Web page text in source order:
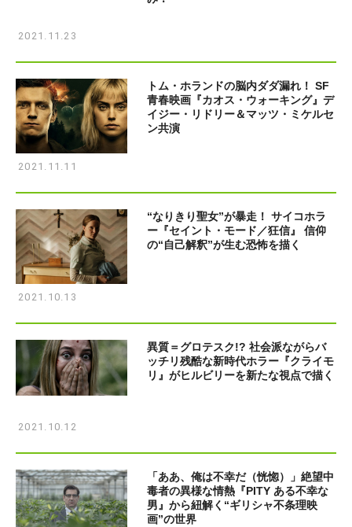
2021.11.23
トム・ホランドの脳内ダダ漏れ！ SF
青春映画『カオス・ウォーキング』デ
イジー・リドリー＆マッツ・ミケルセ
ン共演
2021.11.11
“なりきり聖女”が暴走！ サイコホラ
ー『セイント・モード／狂信』 信仰
の“自己解釈”が生む恐怖を描く
2021.10.13
異質＝グロテスク!? 社会派ながらバ
ッチリ残酷な新時代ホラー『クライモ
リ』がヒルビリーを新たな視点で描く
2021.10.12
「ああ、俺は不幸だ（恍惚）」絶望中
毒者の異様な情熱『PITY ある不幸な
男』から紐解く“ギリシャ不条理映
画”の世界